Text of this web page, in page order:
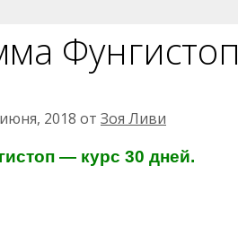
Фунгистоп
2018 от Зоя Ливи
— курс 30 дней.